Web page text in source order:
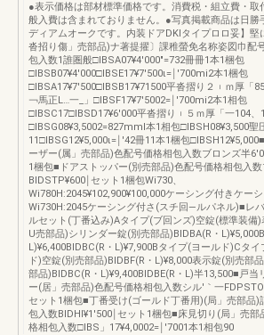
●表示価格は部材標準価格です。消費税・組立費・取
般入費は含まれておりません。●写真掲載商品は日勝
ディアムオークです。内装ドアDKlタイプロロ妥】堅
沓招り傷」売部品)ナ著提擢〕課稚螢免名称姿図巾配
包入数1誰圏般□IBSA07¥4′000″=732冊冊1本1梱包
□IBSB07¥4′000□IBSE17¥7′500ι=￨′700mi2本1梱包
□IBSA17¥7′500□IBSB17¥71500平沓摺り２︲ｍ厚「
￢馬正L…一_」□IBSF17¥7′5002=￨′700mi2本1相包
□IBSC17□IBSD17¥6′000平沓摺り︲５ｍ厚「一104、
□IBSG08¥3,5002=827mml本1相包□IBSH08¥3,500聖
11□IBSG12¥5,000ι=￨′42冊11本1梱包
ーザー(属」売部品)色配号価格相包入数ブロンズ半
1梱包■ドアストッパー(別売部品)色配号価格相包入
BIDSTP¥600￨セット1梱包Wi730、
Wi780H:2045¥102,900¥100,000ケーシング付きケー
Wi730H:2045ケーシング付さ(スチ回―ルパネル)■レ
ルセット(丁番込み)Aタイプ(ブ回ンズ)空錠(標準装備)
U売部品)シリンダー錠(別売部品)BIDBA(R・
L)¥6,400BIDBC(R・L)¥7,900Bタイプ(ヨールド)Cタイ
ド)空錠(別売部品)BIDBF(R・L)¥8,000表示錠(別売部
部品)BIDBC(R・L)¥9,400BIDBE(R・L)半13,500■戸当
ー(居」売部品)色配号価格相包入数シル′｀一
セット1梱包■丁番受け(ゴールド丁番用)(局」売部品)
包入数BIDHl¥1′500￨セット1梱包■床見切り(局」売部
格相包入数□IBS」17¥4,0002=￨′7001本1相包90